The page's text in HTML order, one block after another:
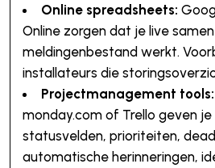
Online spreadsheets:
Online zorgen dat je live
meldingenbestand werkt.
installateurs die
Projectmanagement tools:
monday.com of Trello geven
statusvelden, prioriteiten,
automatische herinneringen,